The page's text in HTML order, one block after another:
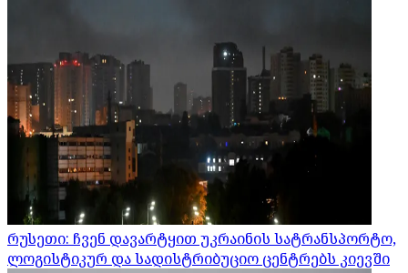
რუსეთი: ჩვენ დავარტყით უკრაინის სატრანსპორტო,
ლოგისტიკურ და სადისტრიბუციო ცენტრებს კიევში